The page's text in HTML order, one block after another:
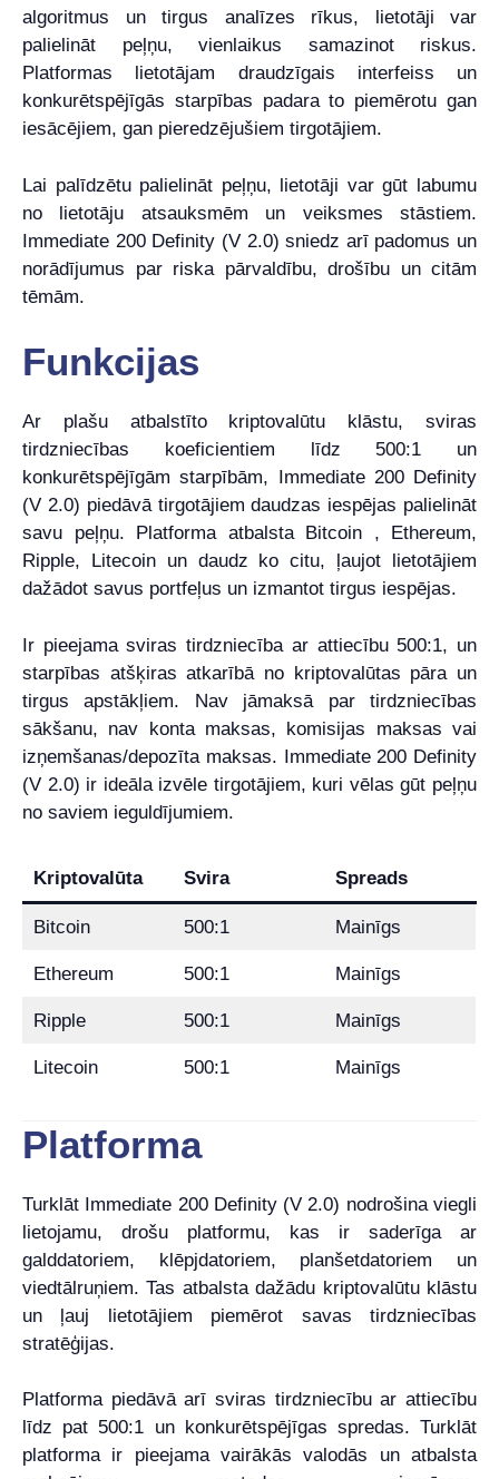
algoritmus un tirgus analīzes rīkus, lietotāji var
palielināt peļņu, vienlaikus samazinot riskus.
Platformas lietotājam draudzīgais interfeiss un
konkurētspējīgās starpības padara to piemērotu gan
iesācējiem, gan pieredzējušiem tirgotājiem.
Lai palīdzētu palielināt peļņu, lietotāji var gūt labumu
no lietotāju atsauksmēm un veiksmes stāstiem.
Immediate 200 Definity (V 2.0) sniedz arī padomus un
norādījumus par riska pārvaldību, drošību un citām
tēmām.
Funkcijas
Ar plašu atbalstīto kriptovalūtu klāstu, sviras
tirdzniecības koeficientiem līdz 500:1 un
konkurētspējīgām starpībām, Immediate 200 Definity
(V 2.0) piedāvā tirgotājiem daudzas iespējas palielināt
savu peļņu. Platforma atbalsta Bitcoin , Ethereum,
Ripple, Litecoin un daudz ko citu, ļaujot lietotājiem
dažādot savus portfeļus un izmantot tirgus iespējas.
Ir pieejama sviras tirdzniecība ar attiecību 500:1, un
starpības atšķiras atkarībā no kriptovalūtas pāra un
tirgus apstākļiem. Nav jāmaksā par tirdzniecības
sākšanu, nav konta maksas, komisijas maksas vai
izņemšanas/depozīta maksas. Immediate 200 Definity
(V 2.0) ir ideāla izvēle tirgotājiem, kuri vēlas gūt peļņu
no saviem ieguldījumiem.
Kriptovalūta Svira Spreads
Bitcoin 500:1 Mainīgs
Ethereum 500:1 Mainīgs
Ripple 500:1 Mainīgs
Litecoin 500:1 Mainīgs
Platforma
Turklāt Immediate 200 Definity (V 2.0) nodrošina viegli
lietojamu, drošu platformu, kas ir saderīga ar
galddatoriem, klēpjdatoriem, planšetdatoriem un
viedtālruņiem. Tas atbalsta dažādu kriptovalūtu klāstu
un ļauj lietotājiem piemērot savas tirdzniecības
stratēģijas.
Platforma piedāvā arī sviras tirdzniecību ar attiecību
līdz pat 500:1 un konkurētspējīgas spredas. Turklāt
platforma ir pieejama vairākās valodās un atbalsta